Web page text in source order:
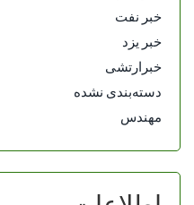
خبر نفت
خبر یزد
خبرارتشی
دسته‌بندی نشده
مهندس